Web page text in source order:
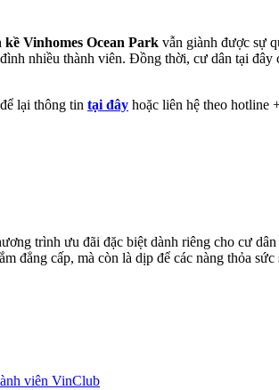
kề Vinhomes Ocean Park vẫn giành được sự
nhiều thành viên. Đồng thời, cư dân tại
lại thông tin tại đây hoặc liên hệ theo hotline
trình ưu đãi đặc biệt dành riêng cho cư
cấp, mà còn là dịp để các nàng thỏa
viên VinClub